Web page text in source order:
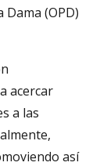
Dama (OPD)
acercar
a las
así